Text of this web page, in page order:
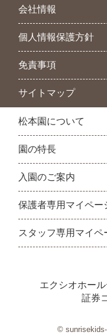
会社情報
個人情報保護方針
免責事項
サイトマップ
松本園について
園の特長
入園のご案内
保護者専用マイペー
スタッフ専用マイペ
エクシオホー
証券
©